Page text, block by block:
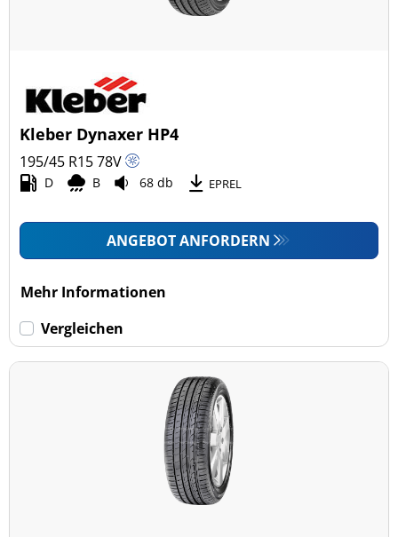
Kleber Dynaxer HP4
195/45 R1578V
D B 68 db EPREL
ANGEBOT ANFORDERN
Mehr Informationen
Vergleichen